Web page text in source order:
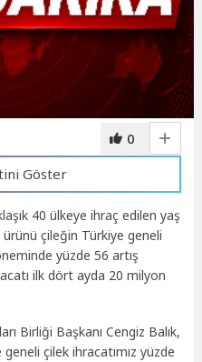
0
Göster
40 ülkeye ihraç edilen yaş
çileğin Türkiye geneli
yüzde 56 artış
ilk dört ayda 20 milyon
Birliği Başkanı Cengiz Balık,
geneli çilek ihracatımız yüzde